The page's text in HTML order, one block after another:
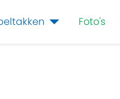
Foto's